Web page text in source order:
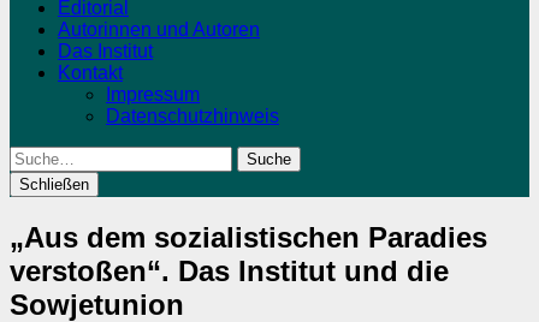
Editorial
Autorinnen und Autoren
Das Institut
Kontakt
Impressum
Datenschutzhinweis
Suche
Schließen
„Aus dem sozialistischen Paradies
verstoßen“. Das Institut und die
Sowjetunion